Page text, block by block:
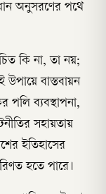
অনুসরণের পথে
কি না, তা নয়;
উপায়ে বাস্তবায়ন
পলি ব্যবস্থাপনা,
সহায়তায়
ইতিহাসের
হতে পারে।